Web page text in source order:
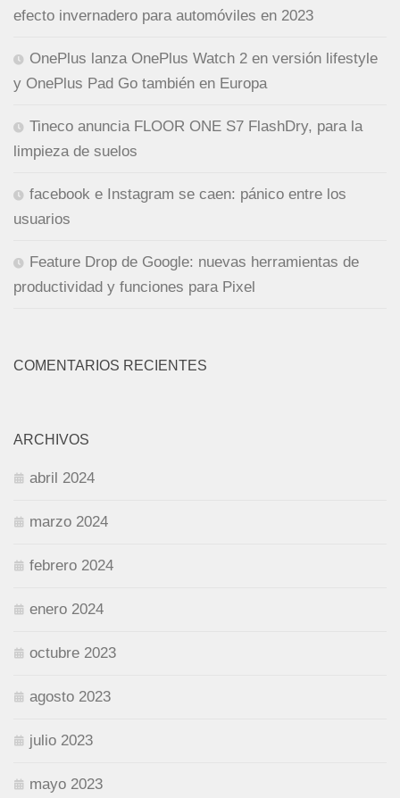
efecto invernadero para automóviles en 2023
OnePlus lanza OnePlus Watch 2 en versión lifestyle
y OnePlus Pad Go también en Europa
Tineco anuncia FLOOR ONE S7 FlashDry, para la
limpieza de suelos
facebook e Instagram se caen: pánico entre los
usuarios
Feature Drop de Google: nuevas herramientas de
productividad y funciones para Pixel
COMENTARIOS RECIENTES
ARCHIVOS
abril 2024
marzo 2024
febrero 2024
enero 2024
octubre 2023
agosto 2023
julio 2023
mayo 2023